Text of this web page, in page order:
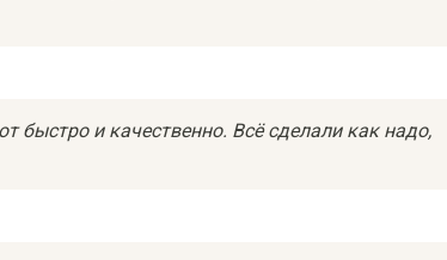
быстро и качественно. Всё сделали как надо,